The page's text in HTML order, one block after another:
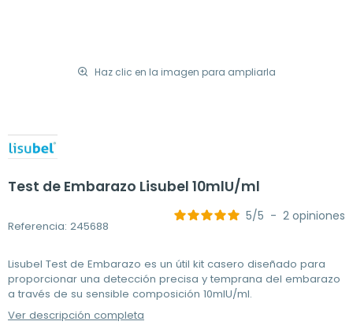
Haz clic en la imagen para ampliarla
Test de Embarazo Lisubel 10mlU/ml
Referencia: 245688
5/5 - 2 opiniones
Lisubel Test de Embarazo es un útil kit casero diseñado para
proporcionar una detección precisa y temprana del embarazo
a través de su sensible composición 10mlU/ml.
Ver descripción completa